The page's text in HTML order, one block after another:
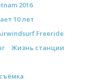
2016
10 лет
Freeride
Жизнь станции